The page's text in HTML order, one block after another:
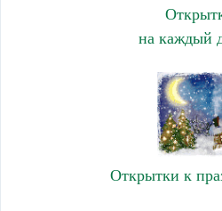
на каждый
Открытки к